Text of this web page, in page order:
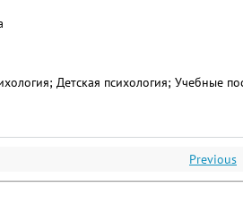
Детская психология; Учебные
Previous